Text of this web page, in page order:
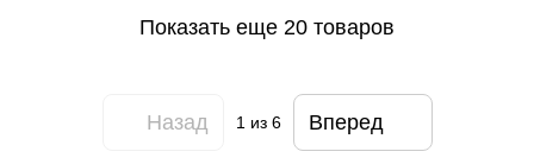
Показать еще 20 товаров
Назад 1из 6 Вперед